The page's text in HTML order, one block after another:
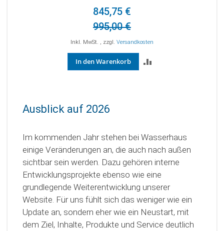
845,75 €
995,00 €
Inkl. MwSt. , zzgl. Versandkosten
In den Warenkorb
Ausblick auf 2026
Im kommenden Jahr stehen bei Wasserhaus
einige Veränderungen an, die auch nach außen
sichtbar sein werden. Dazu gehören interne
Entwicklungsprojekte ebenso wie eine
grundlegende Weiterentwicklung unserer
Website. Für uns fühlt sich das weniger wie ein
Update an, sondern eher wie ein Neustart, mit
dem Ziel, Inhalte, Produkte und Service deutlich